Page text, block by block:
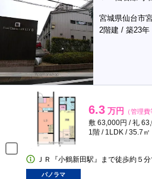
宮城県仙台市
2階建 / 築23年
6.3 万円 （管理
敷 63,000円 / 礼
1階 / 1LDK / 35.7㎡
ＪＲ『小鶴新田駅』まで徒歩約５
パノラマ